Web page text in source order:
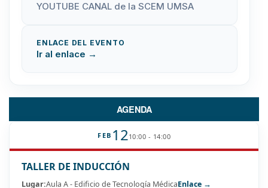
YOUTUBE CANAL de la SCEM UMSA
ENLACE DEL EVENTO
Ir al enlace →
AGENDA
FEB 1210:00 - 14:00
TALLER DE INDUCCIÓN
Lugar:Aula A - Edificio de Tecnología MédicaEnlace →